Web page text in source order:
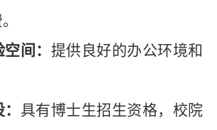
间： 提供良好的办公环境和
具有博士生招生资格，校院